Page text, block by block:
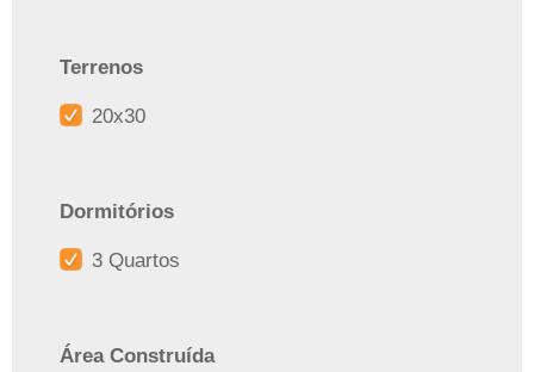
Terrenos
20x30
Dormitórios
3 Quartos
Área Construída